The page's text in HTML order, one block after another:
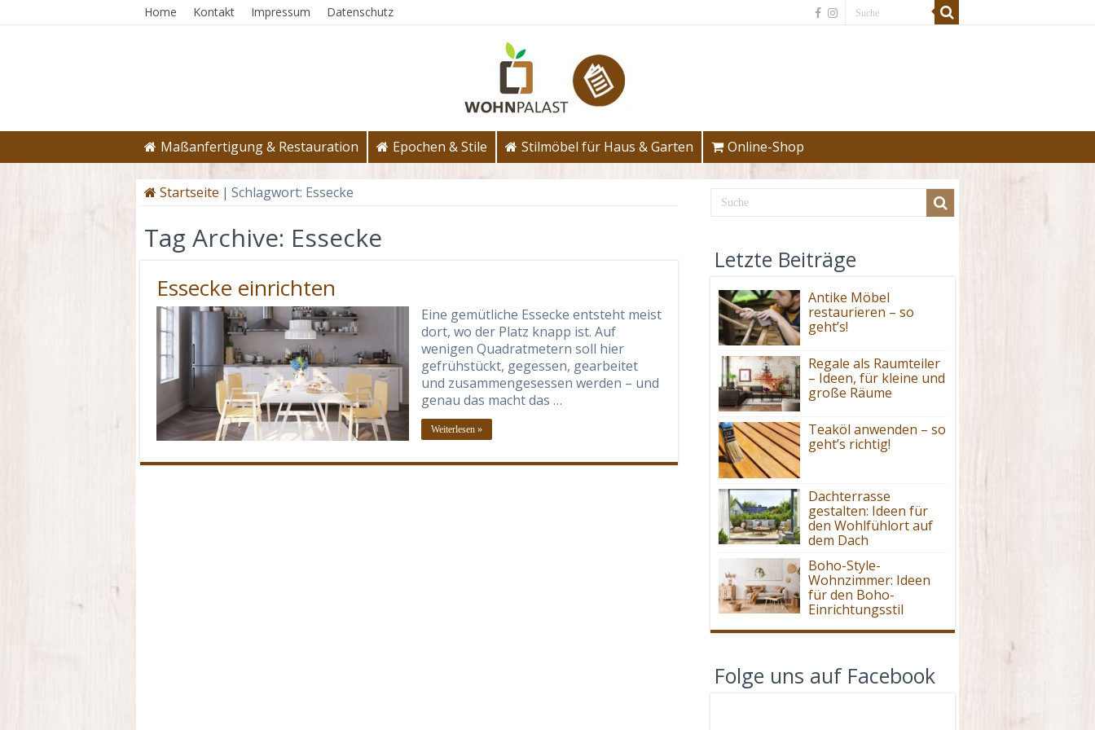
Home Kontakt Impressum Datenschutz
Maßanfertigung & Restauration Epochen & Stile Stilmöbel für Haus & Garten Online-Shop
Startseite | Schlagwort: Essecke
Tag Archive: Essecke
Essecke einrichten
Eine gemütliche Essecke entsteht meist
dort, wo der Platz knapp ist. Auf
wenigen Quadratmetern soll hier
gefrühstückt, gegessen, gearbeitet
und zusammengesessen werden – und
genau das macht das …
Weiterlesen »
Letzte Beiträge
Antike Möbel
restaurieren – so
geht’s!
Regale als Raumteiler
– Ideen, für kleine und
große Räume
Teaköl anwenden – so
geht’s richtig!
Dachterrasse
gestalten: Ideen für
den Wohlfühlort auf
dem Dach
Boho-Style-
Wohnzimmer: Ideen
für den Boho-
Einrichtungsstil
Folge uns auf Facebook